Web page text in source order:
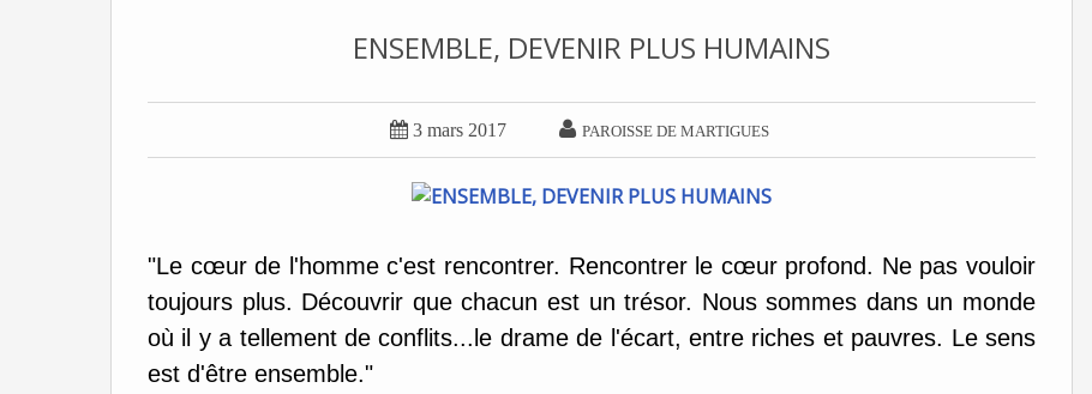
ENSEMBLE, DEVENIR PLUS HUMAINS
 3 mars 2017  PAROISSE DE MARTIGUES
"Le cœur de l'homme c'est rencontrer. Rencontrer le cœur profond. Ne pas vouloir
toujours plus. Découvrir que chacun est un trésor. Nous sommes dans un monde
où il y a tellement de conflits...le drame de l'écart, entre riches et pauvres. Le sens
est d'être ensemble."